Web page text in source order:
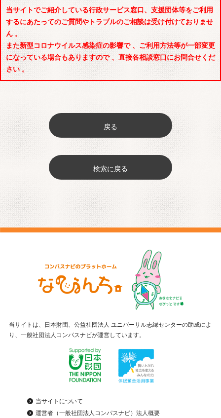
当サイトでご紹介している行政サービス窓口、支援団体等をご利用
するにあたってのご質問やトラブルのご相談は受け付けておりませ
ん 。
また新型コロナウイルス感染症の影響で 、ご利用方法等が一部変更
になっている場合もありますので 、直接各相談窓口にお問合せくだ
さい 。
戻る
検索に戻る
当サイトは、日本財団、公益社団法人 ユニバーサル志縁センターの助成によ
り、一般社団法人コンパスナビが運営しています。
当サイトについて
運営者（一般社団法人コンパスナビ）法人概要